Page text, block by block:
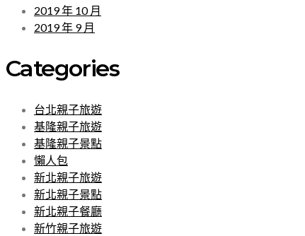
2019 年 10 月
2019 年 9 月
Categories
台北親子旅遊
基隆親子旅遊
基隆親子景點
懶人包
新北親子旅遊
新北親子景點
新北親子餐廳
新竹親子旅遊